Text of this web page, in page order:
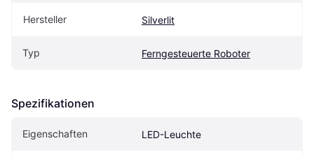
Hersteller Silverlit
Typ Ferngesteuerte Roboter
Spezifikationen
Eigenschaften LED-Leuchte